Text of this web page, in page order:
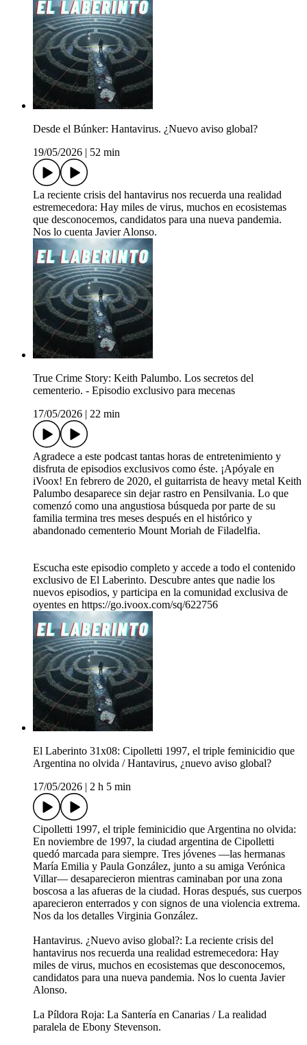
Desde el Búnker: Hantavirus. ¿Nuevo aviso global?
19/05/2026
52 min
La reciente crisis del hantavirus nos recuerda una realidad
estremecedora: Hay miles de virus, muchos en ecosistemas
que desconocemos, candidatos para una nueva pandemia.
Nos lo cuenta Javier Alonso.
True Crime Story: Keith Palumbo. Los secretos del
cementerio. - Episodio exclusivo para mecenas
17/05/2026
22 min
Agradece a este podcast tantas horas de entretenimiento y
disfruta de episodios exclusivos como éste. ¡Apóyale en
iVoox! En febrero de 2020, el guitarrista de heavy metal Keith
Palumbo desaparece sin dejar rastro en Pensilvania. Lo que
comenzó como una angustiosa búsqueda por parte de su
familia termina tres meses después en el histórico y
abandonado cementerio Mount Moriah de Filadelfia.
Escucha este episodio completo y accede a todo el contenido
exclusivo de El Laberinto. Descubre antes que nadie los
nuevos episodios, y participa en la comunidad exclusiva de
oyentes en https://go.ivoox.com/sq/622756
El Laberinto 31x08: Cipolletti 1997, el triple feminicidio que
Argentina no olvida / Hantavirus, ¿nuevo aviso global?
17/05/2026
2 h 5 min
Cipolletti 1997, el triple feminicidio que Argentina no olvida:
En noviembre de 1997, la ciudad argentina de Cipolletti
quedó marcada para siempre. Tres jóvenes —las hermanas
María Emilia y Paula González, junto a su amiga Verónica
Villar— desaparecieron mientras caminaban por una zona
boscosa a las afueras de la ciudad. Horas después, sus cuerpos
aparecieron enterrados y con signos de una violencia extrema.
Nos da los detalles Virginia González.
Hantavirus. ¿Nuevo aviso global?: La reciente crisis del
hantavirus nos recuerda una realidad estremecedora: Hay
miles de virus, muchos en ecosistemas que desconocemos,
candidatos para una nueva pandemia. Nos lo cuenta Javier
Alonso.
La Píldora Roja: La Santería en Canarias / La realidad
paralela de Ebony Stevenson.